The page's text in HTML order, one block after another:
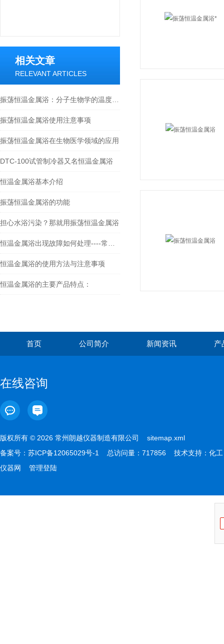
相关文章
RELEVANT ARTICLES
振荡恒温金属浴使用注意事项
振荡恒温金属浴在生物医学领域的应用
DTC-100试管制冷器又名恒温金属浴
恒温金属浴基本介绍
振荡恒温金属浴的功能
担心水浴污染？那就用振荡恒温金属浴
恒温金属浴的使用方法与注意事项
恒温金属浴的主要产品特点：
首页 公司简介 新闻资讯 产
在线咨询
版权所有 © 2026 常州朗越仪器制造有限公司 sitemap.xml
备案号： 苏ICP备12065029号-1 总访问量：717856 技术支持： 化工
仪器网
管理登陆